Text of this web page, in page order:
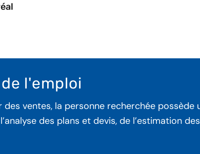
l'emploi
des ventes, la personne recherchée
des plans et devis, de l’estimation